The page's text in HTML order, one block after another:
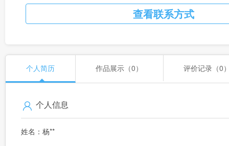
查看联系方式
个人简历 作品展示（0） 评价记录（0
个人信息
姓名：杨**